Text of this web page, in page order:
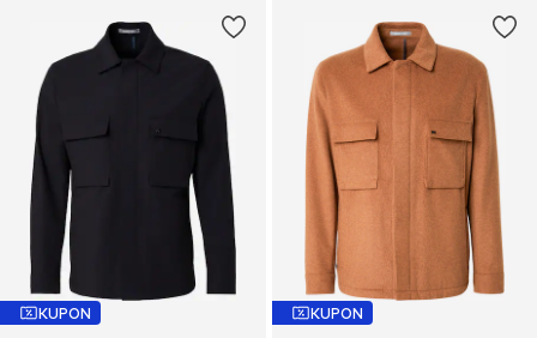
KUPON KUPON